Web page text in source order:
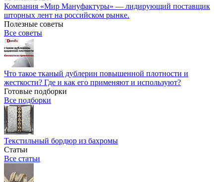
Компания «Мир Мануфактуры» — лидирующий поставщик
шторных лент на российском рынке.
Полезные советы
Все советы
Что такое тканый дублерин повышенной плотности и
жесткости? Где и как его применяют и используют?
Готовые подборки
Все подборки
Текстильный бордюр из бахромы
Статьи
Все статьи